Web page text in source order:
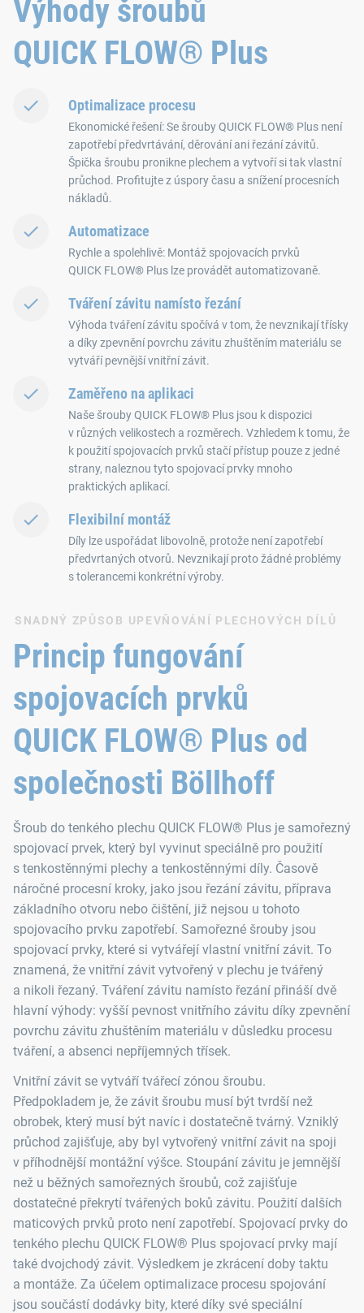
Výhody šroubů
QUICK FLOW® Plus
Optimalizace procesu
Ekonomické řešení: Se šrouby QUICK FLOW® Plus není
zapotřebí předvrtávání, děrování ani řezání závitů.
Špička šroubu pronikne plechem a vytvoří si tak vlastní
průchod. Profitujte z úspory času a snížení procesních
nákladů.
Automatizace
Rychle a spolehlivě: Montáž spojovacích prvků
QUICK FLOW® Plus lze provádět automatizovaně.
Tváření závitu namísto řezání
Výhoda tváření závitu spočívá v tom, že nevznikají třísky
a díky zpevnění povrchu závitu zhuštěním materiálu se
vytváří pevnější vnitřní závit.
Zaměřeno na aplikaci
Naše šrouby QUICK FLOW® Plus jsou k dispozici
v různých velikostech a rozměrech. Vzhledem k tomu, že
k použití spojovacích prvků stačí přístup pouze z jedné
strany, naleznou tyto spojovací prvky mnoho
praktických aplikací.
Flexibilní montáž
Díly lze uspořádat libovolně, protože není zapotřebí
předvrtaných otvorů. Nevznikají proto žádné problémy
s tolerancemi konkrétní výroby.
SNADNÝ ZPŮSOB UPEVŇOVÁNÍ PLECHOVÝCH DÍLŮ
Princip fungování
spojovacích prvků
QUICK FLOW® Plus od
společnosti Böllhoff
Šroub do tenkého plechu QUICK FLOW® Plus je samořezný
spojovací prvek, který byl vyvinut speciálně pro použití
s tenkostěnnými plechy a tenkostěnnými díly. Časově
náročné procesní kroky, jako jsou řezání závitu, příprava
základního otvoru nebo čištění, již nejsou u tohoto
spojovacího prvku zapotřebí. Samořezné šrouby jsou
spojovací prvky, které si vytvářejí vlastní vnitřní závit. To
znamená, že vnitřní závit vytvořený v plechu je tvářený
a nikoli řezaný. Tváření závitu namísto řezání přináší dvě
hlavní výhody: vyšší pevnost vnitřního závitu díky zpevnění
povrchu závitu zhuštěním materiálu v důsledku procesu
tváření, a absenci nepříjemných třísek.
Vnitřní závit se vytváří tvářecí zónou šroubu.
Předpokladem je, že závit šroubu musí být tvrdší než
obrobek, který musí být navíc i dostatečně tvárný. Vzniklý
průchod zajišťuje, aby byl vytvořený vnitřní závit na spoji
v příhodnější montážní výšce. Stoupání závitu je jemnější
než u běžných samořezných šroubů, což zajišťuje
dostatečné překrytí tvářených boků závitu. Použití dalších
maticových prvků proto není zapotřebí. Spojovací prvky do
tenkého plechu QUICK FLOW® Plus spojovací prvky mají
také dvojchodý závit. Výsledkem je zkrácení doby taktu
a montáže. Za účelem optimalizace procesu spojování
jsou součástí dodávky bity, které díky své speciální